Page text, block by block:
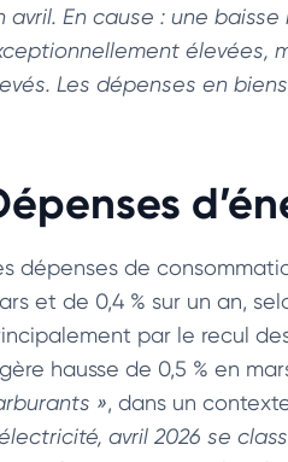
avril. En cause : une
élevées,
Les dépenses en
dépenses de
et de 0,4 % sur un an,
par le recul
hausse de 0,5 % en
», dans un
avril 2026 se